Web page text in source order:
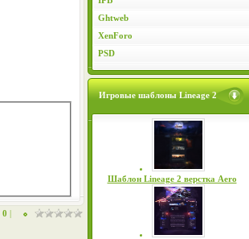
Ghtweb
XenForo
PSD
Игровые шаблоны Lineage 2
Шаблон Lineage 2 верстка Aero
0 |